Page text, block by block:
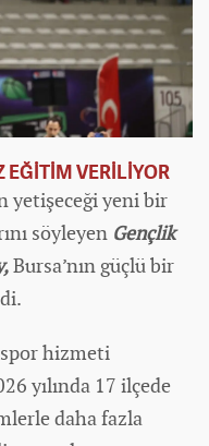
EĞİTİM VERİLİYOR
yetişeceği yeni bir
söyleyen Gençlik
Bursa’nın güçlü bir
hizmeti
yılında 17 ilçede
daha fazla